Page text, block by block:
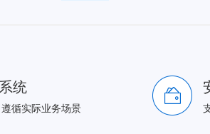
统
循实际业务场景